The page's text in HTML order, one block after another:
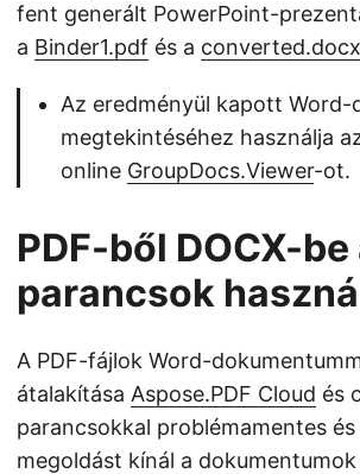
fent generált PowerPoint-
a Binder1.pdf és a converted.docx
Az eredményül kapott Word-
megtekintéséhez használja
online GroupDocs.Viewer-ot.
PDF-ből DOCX-be
parancsok
A PDF-fájlok Word-
átalakítása Aspose.PDF Cloud és
parancsokkal problémamentes
megoldást kínál a dokumentumok